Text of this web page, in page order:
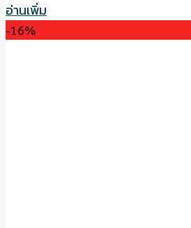
อ่านเพิ่ม
-16%